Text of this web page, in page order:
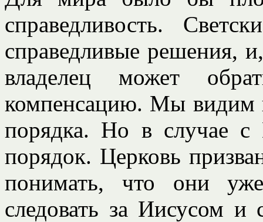
справедливость.
справедливые решения,
владелец может
компенсацию. Мы видим
порядка. Но в случае
порядок. Церковь
понимать, что они
следовать за Иисусом и